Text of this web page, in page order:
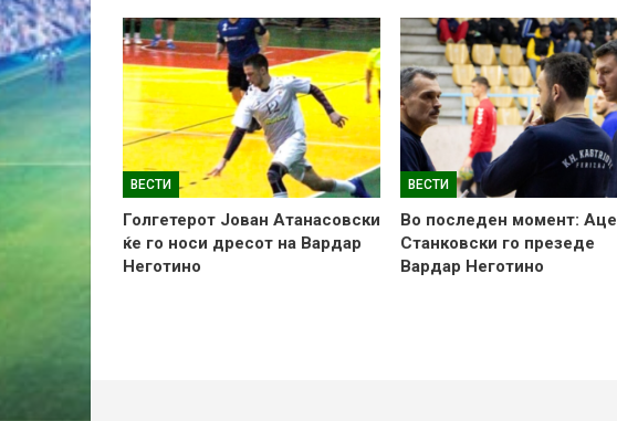
ВЕСТИ
Голгетерот Јован Атанасовски
ќе го носи дресот на Вардар
Неготино
ВЕСТИ
Во последен момент: Аце
Станковски го презеде
Вардар Неготино